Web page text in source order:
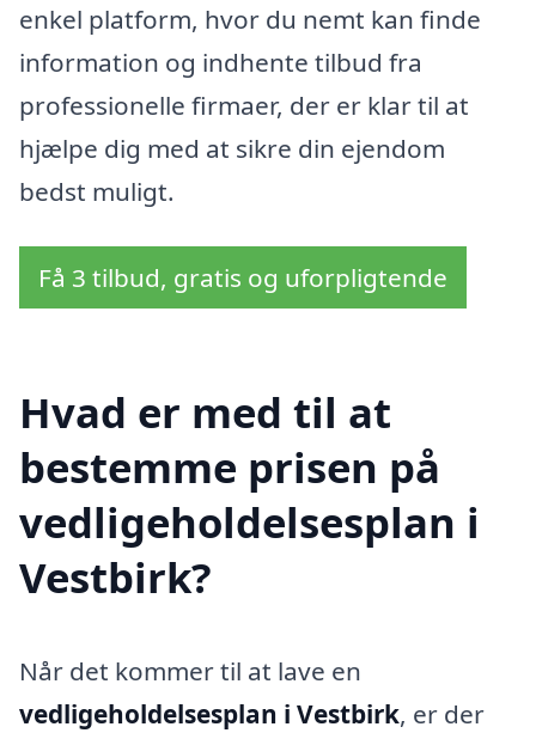
enkel platform, hvor du nemt kan finde
information og indhente tilbud fra
professionelle firmaer, der er klar til at
hjælpe dig med at sikre din ejendom
bedst muligt.
Få 3 tilbud, gratis og uforpligtende
Hvad er med til at
bestemme prisen på
vedligeholdelsesplan i
Vestbirk?
Når det kommer til at lave en
vedligeholdelsesplan i Vestbirk, er der